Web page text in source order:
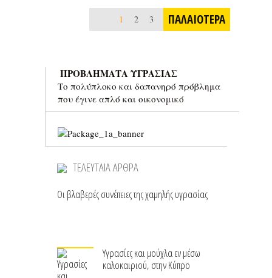
1 2 3 ΠΑΛΑΙΟΤΕΡΑ
ΠΡΟΒΛΗΜΑΤΑ ΥΓΡΑΣΙΑΣ
Το πολύπλοκο και δαπανηρό πρόβλημα
που έγινε απλό και οικονομικό
ΤΕΛΕΥΤΑΙΑ ΑΡΘΡΑ
Οι βλαβερές συνέπειες της χαμηλής υγρασίας
Υγρασίες και μούχλα εν μέσω
καλοκαιριού, στην Κύπρο